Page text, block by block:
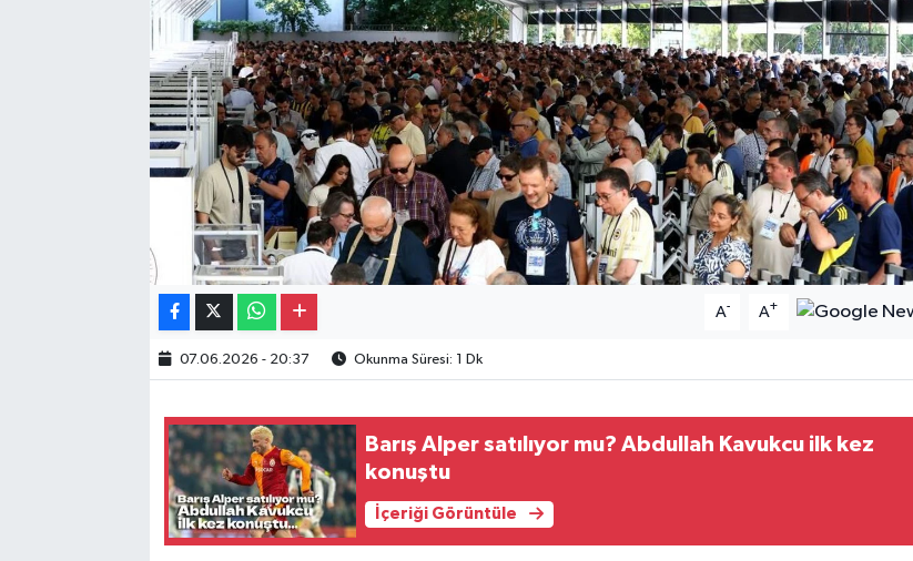
A- A+
07.06.2026 - 20:37 Okunma Süresi: 1 Dk
Barış Alper satılıyor mu? Abdullah Kavukcu ilk kez
konuştu
İçeriği Görüntüle
Gayrimenkul